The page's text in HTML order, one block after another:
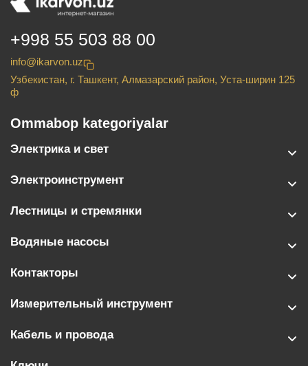
+998 55 503 88 00
info@ikarvon.uz
Узбекистан, г. Ташкент, Алмазарский район, Уста-ширин 125
ф
Ommabop kategoriyalar
Электрика и свет
Электроинструмент
Лестницы и стремянки
Водяные насосы
Контакторы
Измерительный инструмент
Кабель и провода